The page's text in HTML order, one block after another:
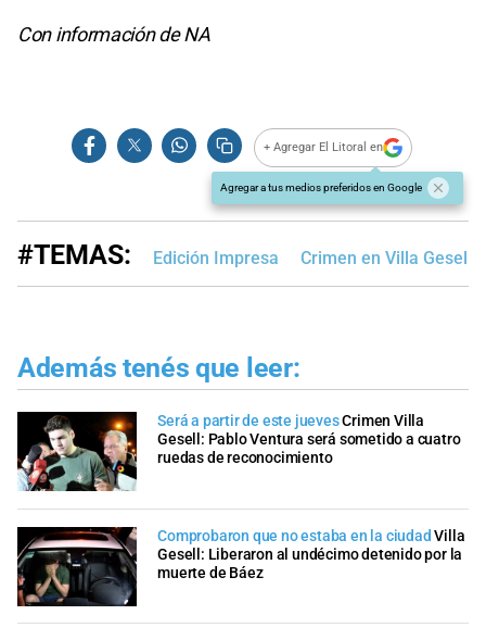
Con información de NA
+ Agregar El Litoral en
Agregar a tus medios preferidos en Google
#TEMAS: Edición Impresa Crimen en Villa Gesell
Además tenés que leer:
Será a partir de este juevesCrimen Villa
Gesell: Pablo Ventura será sometido a cuatro
ruedas de reconocimiento
Comprobaron que no estaba en la ciudad Villa
Gesell: Liberaron al undécimo detenido por la
muerte de Báez